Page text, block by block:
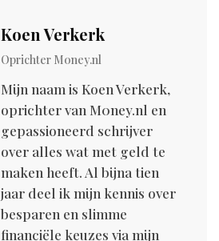
Koen Verkerk
Oprichter M0ney.nl
Mijn naam is Koen Verkerk,
oprichter van M0ney.nl en
gepassioneerd schrijver
over alles wat met geld te
maken heeft. Al bijna tien
jaar deel ik mijn kennis over
besparen en slimme
financiële keuzes via mijn